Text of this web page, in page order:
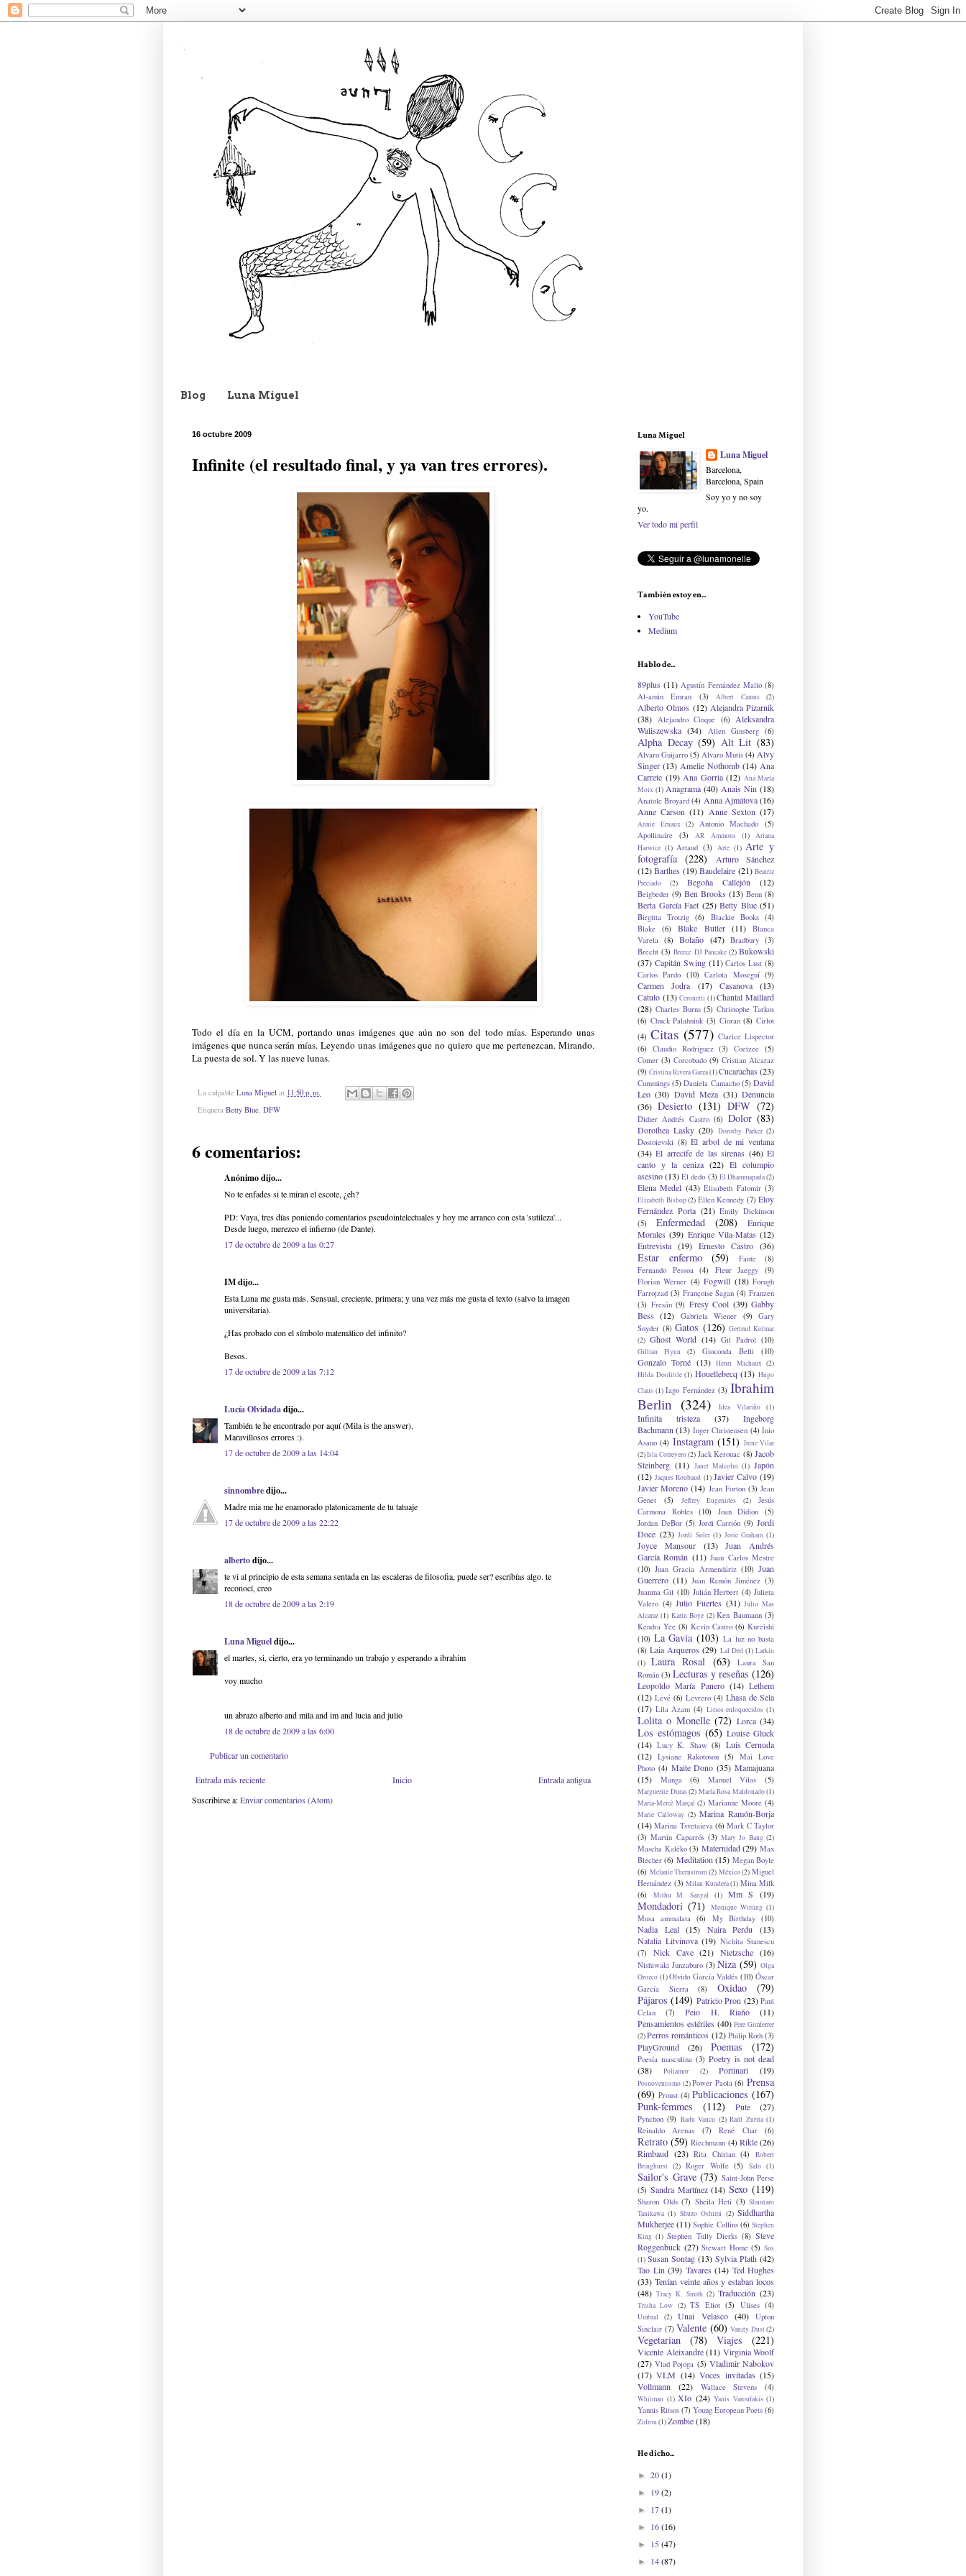
Blog Luna Miguel
16 octubre 2009
Infinite (el resultado final, y ya van tres errores).
Todo el día enla UCM, portando unas imágenes que aún no son del todo mías. Esperando unas
imágenes que nunca serán mías. Leyendo unas imágenes que no quiero que me pertenezcan. Mirando.
La puesta de sol. Y las nueve lunas.
La culpable Luna Miguel at 11:50 p. m.
Etiqueta Betty Blue, DFW
6 comentarios:
Anónimo dijo...
No te enfades si te miran el escote, ¿eh?
PD: Vaya, tres días poniendo comentarios pseudointelectuales y hoy me arranco con esta 'sutileza'...
Desde luego, merezco el infierno (de Dante).
17 de octubre de 2009 a las 0:27
IM dijo...
Esta Luna me gusta más. Sensual, creciente, primera; y una vez más me gusta el texto (salvo la imagen
universitaria).
¿Has probado con el símbolo matemático del infinito?
Besos.
17 de octubre de 2009 a las 7:12
Lucía Olvidadadijo...
También te he encontrado por aquí (Mila is the answer).
Maravillosos errores :).
17 de octubre de 2009 a las 14:04
sinnombredijo...
Madre mia me he enamorado platonicamente de tu tatuaje
17 de octubre de 2009 a las 22:22
albertodijo...
te vi al principio de esta semana sentada en las escaleras de filosofia, puede ser? escribías algo. te
reconocí, creo
18 de octubre de 2009 a las 2:19
Luna Migueldijo...
el martes, si, cierto, era yo terminando un trabajo y esperando a ibrahim
voy mucho
un abrazo alberto and mila and im and lucia and julio
18 de octubre de 2009 a las 6:00
Publicar un comentario
Entrada más reciente Entrada antigua
Inicio
Suscribirse a:Enviar comentarios (Atom)
Luna Miguel
Luna Miguel
Barcelona,
Barcelona, Spain
Soy yo y no soy
yo.
Ver todo mi perfil
También estoy en...
YouTube
Medium
Hablo de...
89plus (11) Agustín Fernández Mallo (8)
Al-amin Emran
(3) Albert Camus (2)
Alberto Olmos (12) Alejandra Pizarnik
(38)
Alejandro Cinque (6)
Aleksandra
Waliszewska (34) Allen Ginsberg (6)
Alpha Decay (59) Alt Lit (83)
Alvaro Guijarro (5) Alvaro Mutis (4) Alvy
Singer (13) Amelie Nothomb (14) Ana
Carrete (19) Ana Gorria (12) Ana María
Moix (1) Anagrama (40) Anais Nin (18)
Anatole Broyard (4) Anna Ajmátova (16)
Anne Carson (11) Anne Sexton (17)
Annie Ernaux (2) Antonio Machado
(5)
Apollinaire
(3) AR Ammons (1)
Ariana
Harwicz (1) Artaud (3) Arte (1) Arte y
fotografía (228)
Arturo Sánchez
(12) Barthes (19) Baudelaire (21) Beatriz
Preciado
(2) Begoña Callejón (12)
Beigbeder (9) Ben Brooks (13) Benn (8)
Berta García Faet (25) Betty Blue (51)
Birgitta Trotzig (6) Blackie Books (4)
Blake
(6) Blake Butler (11)
Blanca
Varela
(8) Bolaño (47) Bradbury (3)
Brecht (3) Breece DJ Pancake (2) Bukowski
(37) Capitán Swing (11) Carlos Lust (8)
Carlos Pardo (10) Carlota Moseguí (9)
Carmen Jodra (17) Casanova
(13)
Catulo (13) Ceronetti (1) Chantal Maillard
(28) Charles Burns (5) Christophe Tarkos
(6) Chuck Palahniuk (3) Cioran (8) Cirlot
(4) Citas (577) Clarice Lispector
(6)
Claudio Rodríguez (3) Coetzee (5)
Comer (3) Corcobado (9) Cristian Alcaraz
(9) Cristina Rivera Garza(1)Cucarachas (23)
Cummings (5) Daniela Camacho (5) David
Leo (30) David Meza (31) Denuncia
(36) Desierto (131) DFW (72)
Didier Andrés Castro (6) Dolor (83)
Dorothea Lasky (20) Dorothy Parker (2)
Dostoievski (8) El arbol de mi ventana
(34) El arrecife de las sirenas (46) El
canto y la ceniza (22) El columpio
asesino(13) El dedo (3) El Dhammapada(2)
Elena Medel (43) Elisabeth Falomir (3)
Elizabeth Bishop(2) Ellen Kennedy (7) Eloy
Fernández Porta (21) Emily Dickinson
(5)
Enfermedad (208)
Enrique
Morales (39) Enrique Vila-Matas (12)
Entrevista (19) Ernesto Castro (36)
Estar enfermo (59) Fante
(8)
Fernando Pessoa
(4) Fleur Jaeggy
(9)
Florian Werner (4) Fogwill (18) Forugh
Farrojzad (3) Françoise Sagan (4) Franzen
(3) Fresán (9) Fresy Cool (39) Gabby
Bess (12) Gabriela Wiener (9)
Gary
Snyder (8) Gatos (126) Gertrud Kolmar
(2) Ghost World (14) Gil Padrol (10)
Gillian Flynn (2) Gioconda Belli (10)
Gonzalo Torné (13) Henri Michaux (2)
Hilda Doolittle (1) Houellebecq (13) Hugo
Claus (1) Iago Fernández (3) Ibrahim
Berlin (324) Idea Vilariño (1)
Infinita tristeza (37)
Ingeborg
Bachmann (13) Inger Christensen (4) Inio
Asano (4) Instagram (151) Irene Vilar
(2)Isla Correyero(2) Jack Kerouac (8) Jacob
Steinberg (11) Janet Malcolm (1) Japón
(12) Jaques Roubaud (1) Javier Calvo (19)
Javier Moreno (14) Jean Forton (3) Jean
Genet
(5) Jeffrey Eugenides (2)
Jesús
Carmona Robles
(10) Joan Didion
(5)
Jordan DeBor (5) Jordi Carrión (9) Jordi
Doce (23) Jordi Soler (1) Jorie Graham (1)
Joyce Mansour (13)
Juan Andrés
García Román (11) Juan Carlos Mestre
(10) Juan Gracia Armendáriz (10) Juan
Guerrero (11) Juan Ramón Jiménez (3)
Juanma Gil (10) Julián Herbert (4) Julieta
Valero (4) Julio Fuertes (31) Julio Mas
Alcaraz (1) Karin Boye (2) Ken Baumann (3)
Kendra Yee (8) Kevin Castro (6) Kureishi
(10) La Gavia (103) La luz no basta
(8) Laia Arqueros (29) Lal Ded (1) Larkin
(1)
Laura Rosal (63)
Laura San
Román (3) Lecturas y reseñas (126)
Leopoldo María Panero (14) Lethem
(12) Levé (6) Levrero (4) Lhasa de Sela
(17) Lila Azam (4) Lirios enloquecidos (1)
Lolita o Monelle (72) Lorca (34)
Los estómagos (65) Louise Gluck
(14) Lucy K. Shaw (8) Luis Cernuda
(12) Lysiane Rakotoson (5)
Mai Love
Photo (4) Maite Dono (35) Mamajuana
(15)
Manga (6) Manuel Vilas (5)
Marguerite Duras(2) María Rosa Maldonado(1)
Maria-Mercè Marçal (2) Marianne Moore (4)
Marie Calloway (2) Marina Ramón-Borja
(14) Marina Tsvetaieva (6) Mark C Taylor
(3) Martín Caparrós (3) Mary Jo Bang (2)
Mascha Kaléko (3) Maternidad (29) Max
Blecher (6) Meditation (15) Megan Boyle
(6) Melanie Thernstrom (2) México (2) Miguel
Hernández (3) Milan Kundera(1) Mina Milk
(6)
Mithu M. Sanyal (1) Mm S (19)
Mondadori (71) Monique Witting (1)
Musa ammalata (6) My Birthday (10)
Nadia Leal (15) Naira Perdu
(13)
Natalia Litvinova (19) Nichita Stanescu
(7)
Nick Cave (21) Nietzsche (16)
Nishiwaki Junzaburo (3) Niza (59) Olga
Orozco (1)Olvido García Valdés (10) Óscar
García Sierra
(8) Oxidao
(79)
Pájaros (149) Patricio Pron (23) Paul
Celan
(7) Peio H. Riaño
(11)
Pensamientos estériles (40) Pere Gimferrer
(2)Perros románticos (12) Philip Roth (3)
PlayGround (26) Poemas (172)
Poesía masculina (3) Poetry is not dead
(38)
Poliamor (2) Portinari (19)
Posnoventismo (2) Power Paola (6) Prensa
(69) Proust (4) Publicaciones (167)
Punk-femmes
(112) Pute (27)
Pynchon (9) Radu Vancu (2) Raúl Zurita (1)
Reinaldo Arenas (7) René Char (6)
Retrato (59) Riechmann (4) Rikle (26)
Rimbaud (23) Rita Chirian (4)
Robert
Bringhurst (2) Roger Wolfe (5) Safo (1)
Sailor's Grave (73) Saint-John Perse
(5) Sandra Martínez (14) Sexo (119)
Sharon Olds (7) Sheila Heti (3) Shuntaro
Tanikawa (1) Shuzo Oshimi (2) Siddhartha
Mukherjee (11) Sophie Collins (6) Stephen
King (1) Stephen Tully Dierks (8) Steve
Roggenbuck (27) Stewart Home (5) Sus
(1) Susan Sontag (13) Sylvia Plath (42)
Tao Lin (39) Tavares (14) Ted Hughes
(33) Tenían veinte años y estaban locos
(48) Tracy K. Smith (2) Traducción (23)
Trisha Low (2) TS Eliot (5) Ulises (4)
Umbral (2) Unai Velasco (40)
Upton
Sinclair (7) Valente (60) Vanity Dust(2)
Vegetarian (78) Viajes (221)
Vicente Aleixandre (11) Virginia Woolf
(27) Vlad Pojoga (5) Vladimir Nabokov
(17) VLM (14) Voces invitadas (15)
Vollmann
(22) Wallace Stevens (4)
Whitman (1) XIo (24) Yanis Varoufakis (1)
Yannis Ritsos (7) Young European Poets (6)
Zidrou(1)Zombie(18)
He dicho...
► 20(1)
► 19(2)
► 17(1)
► 16(16)
► 15(47)
► 14(87)